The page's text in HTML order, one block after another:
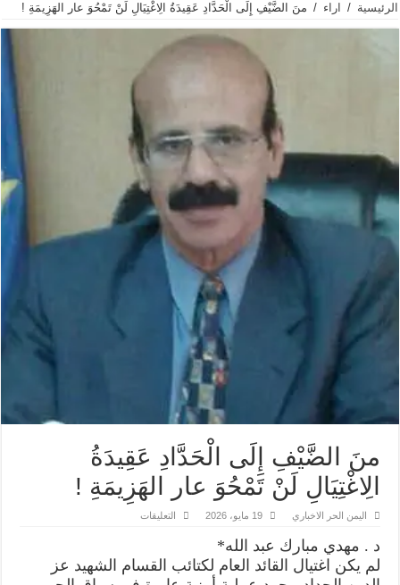
الرئيسية / اراء / منَ الضَّيْفِ إِلَى الْحَدَّادِ عَقِيدَةُ الِاغْتِيَالِ لَنْ تَمْحُوَ عار الهَزِيمَةِ !
منَ الضَّيْفِ إِلَى الْحَدَّادِ عَقِيدَةُ
الِاغْتِيَالِ لَنْ تَمْحُوَ عار الهَزِيمَةِ !
اليمن الحر الاخباري 19 مايو، 2026 التعليقات
الْحَدَّادِ
عَقِيدَةُ
د . مهدي مبارك عبد الله*
لم يكن اغتيال القائد العام لكتائب القسام الشهيد عز